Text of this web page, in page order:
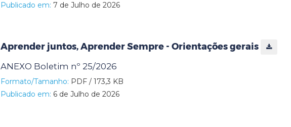
Publicado em: 7 de Julho de 2026
Aprender juntos, Aprender Sempre - Orientações gerais
ANEXO Boletim nº 25/2026
Formato/Tamanho: PDF / 173,3 KB
Publicado em: 6 de Julho de 2026